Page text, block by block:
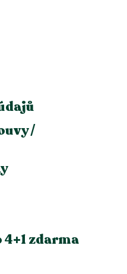
/
zdarma